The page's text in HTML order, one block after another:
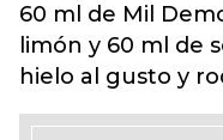
60 ml de Mil
limón y 60 ml de
hielo al gusto y